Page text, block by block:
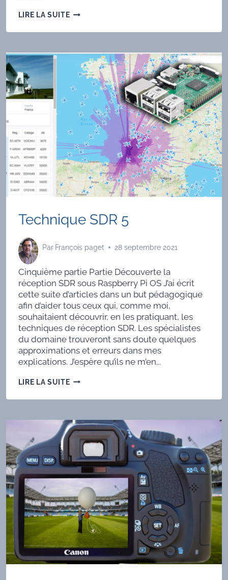
LIRE LA SUITETECHNIQUE
8
Technique SDR 5
Par François paget 28 septembre 2021
Cinquième partie Partie Découverte la
réception SDR sous Raspberry Pi OS J’ai écrit
cette suite d’articles dans un but pédagogique
afin d’aider tous ceux qui, comme moi,
souhaitaient découvrir, en les pratiquant, les
techniques de réception SDR. Les spécialistes
du domaine trouveront sans doute quelques
approximations et erreurs dans mes
explications. J’espère qu’ils ne m’en...
LIRE LA SUITETECHNIQUE
5